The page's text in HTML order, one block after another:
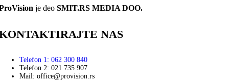
je deo SMIT.RS MEDIA DOO.
NAS
Telefon 1: 062 300 840
Telefon 2: 021 735 907
Mail: office@provision.rs